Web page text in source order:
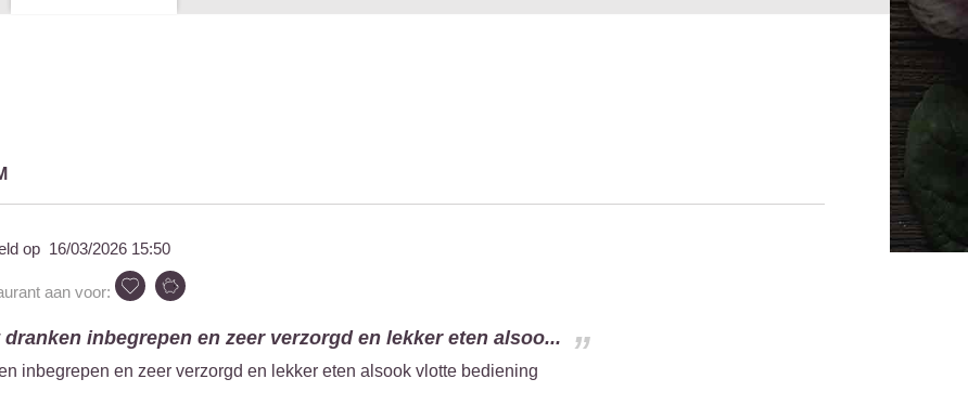
op 16/03/2026 15:50
aan voor:
inbegrepen en zeer verzorgd en lekker eten alsoo...
inbegrepen en zeer verzorgd en lekker eten alsook vlotte bediening